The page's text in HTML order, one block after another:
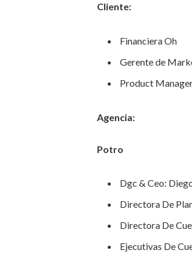
Cliente:
Financiera Oh
Gerente de
Product
Agencia:
Potro
Dgc & Ceo:
Directora De
Directora De
Ejecutivas De